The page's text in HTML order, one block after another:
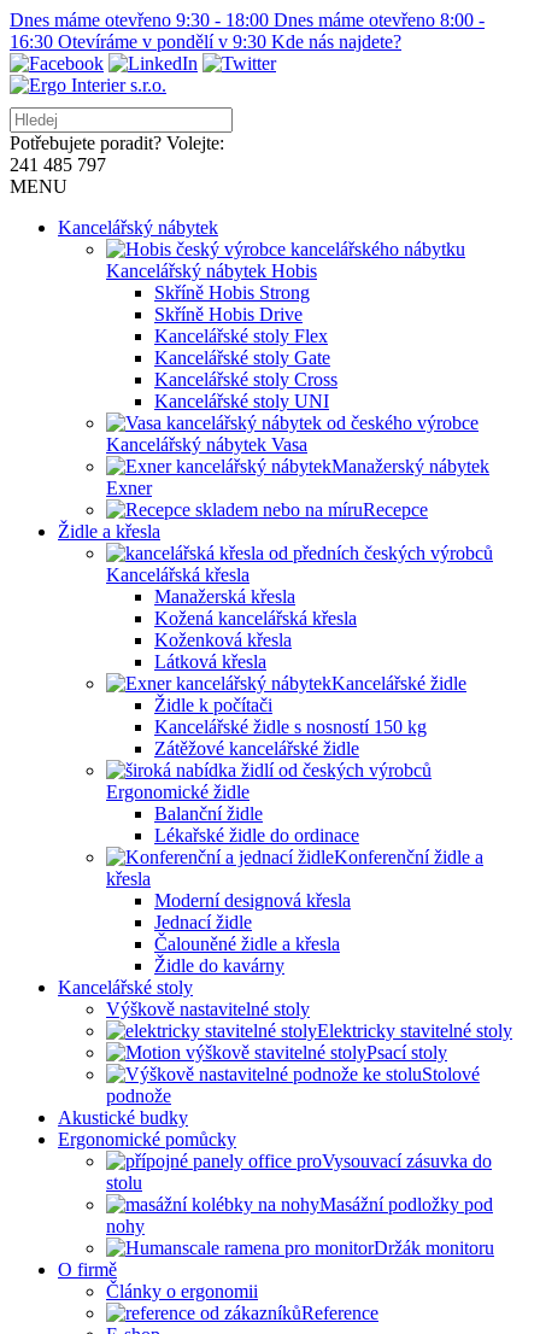
Dnes máme otevřeno 9:30 - 18:00 Dnes máme otevřeno 8:00 -
16:30 Otevíráme v pondělí v 9:30 Kde nás najdete?
Potřebujete poradit? Volejte:
241 485 797
MENU
Kancelářský nábytek
Kancelářský nábytek Hobis
Skříně Hobis Strong
Skříně Hobis Drive
Kancelářské stoly Flex
Kancelářské stoly Gate
Kancelářské stoly Cross
Kancelářské stoly UNI
Kancelářský nábytek Vasa
Manažerský nábytek
Exner
Recepce
Židle a křesla
Kancelářská křesla
Manažerská křesla
Kožená kancelářská křesla
Koženková křesla
Látková křesla
Kancelářské židle
Židle k počítači
Kancelářské židle s nosností 150 kg
Zátěžové kancelářské židle
Ergonomické židle
Balanční židle
Lékařské židle do ordinace
Konferenční židle a
křesla
Moderní designová křesla
Jednací židle
Čalouněné židle a křesla
Židle do kavárny
Kancelářské stoly
Výškově nastavitelné stoly
Elektricky stavitelné stoly
Psací stoly
Stolové
podnože
Akustické budky
Ergonomické pomůcky
Vysouvací zásuvka do
stolu
Masážní podložky pod
nohy
Držák monitoru
O firmě
Články o ergonomii
Reference